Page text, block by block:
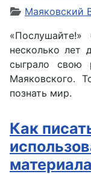
Маяковский
несколько лет
сыграло свою
Маяковского.
познать мир.
Как
материала